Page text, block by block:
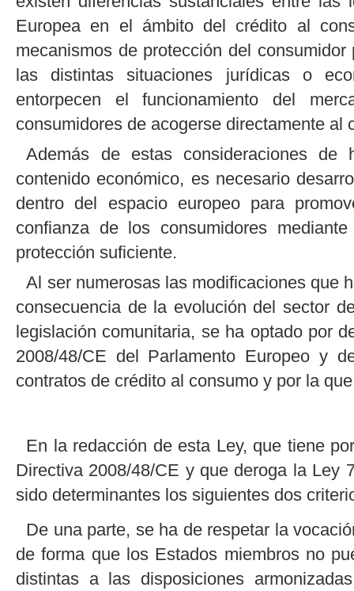
Europea en el ámbito del crédito al
mecanismos de protección del
las distintas situaciones jurídicas o
entorpecen el funcionamiento del
consumidores de acogerse directamente al
Además de estas consideraciones de
contenido económico, es necesario
dentro del espacio europeo para
confianza de los consumidores
protección suficiente.
Al ser numerosas las modificaciones que
consecuencia de la evolución del sector
legislación comunitaria, se ha optado por
2008/48/CE del Parlamento Europeo y
contratos de crédito al consumo y por la
En la redacción de esta Ley, que tiene
Directiva 2008/48/CE y que deroga la Ley
sido determinantes los siguientes dos
De una parte, se ha de respetar la
de forma que los Estados miembros no
distintas a las disposiciones